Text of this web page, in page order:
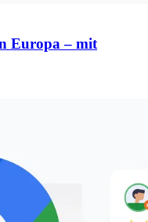
Europa – mit